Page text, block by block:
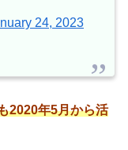
24, 2023
2020年5月から活